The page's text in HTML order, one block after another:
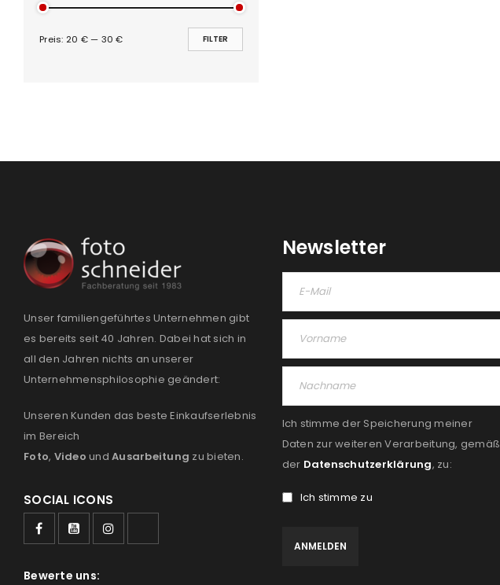
FILTER
Preis: 20 €— 30 €
Unser familiengeführtes Unternehmen gibt
es bereits seit 40 Jahren. Dabei hat sich in
all den Jahren nichts an unserer
Unternehmensphilosophie geändert:
Unseren Kunden das beste Einkaufserlebnis
im Bereich
Foto, Video und Ausarbeitung zu bieten.
SOCIAL ICONS
Bewerte uns:
Newsletter
Ich stimme der Speicherung meiner
Daten zur weiteren Verarbeitung, gemäß
der Datenschutzerklärung, zu:
Ich stimme zu